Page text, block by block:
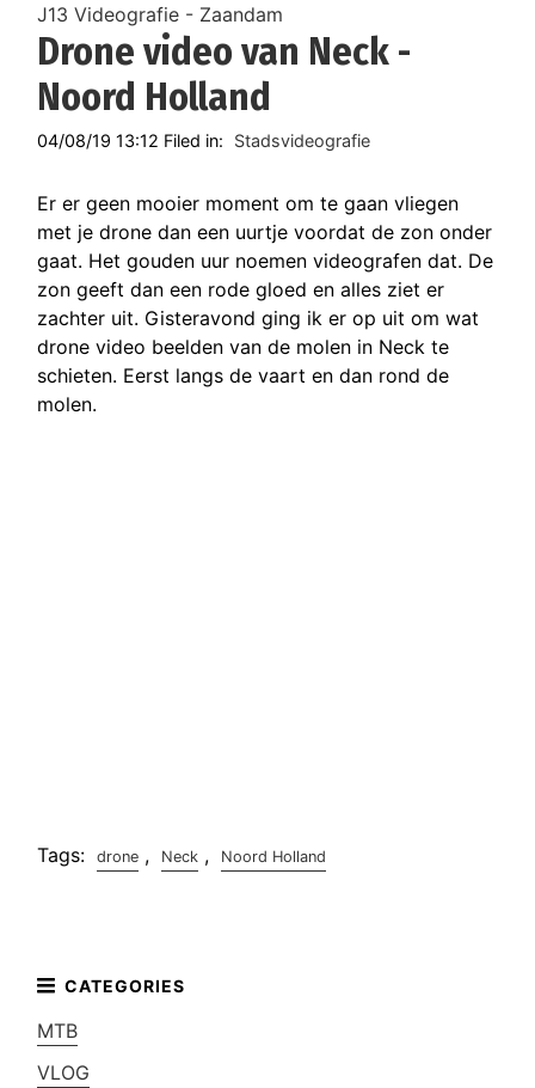
J13 Videografie - Zaandam
Drone video van Neck -
Noord Holland
04/08/19 13:12 Filed in: Stadsvideografie
Er er geen mooier moment om te gaan vliegen
met je drone dan een uurtje voordat de zon onder
gaat. Het gouden uur noemen videografen dat. De
zon geeft dan een rode gloed en alles ziet er
zachter uit. Gisteravond ging ik er op uit om wat
drone video beelden van de molen in Neck te
schieten. Eerst langs de vaart en dan rond de
molen.
Tags: drone , Neck , Noord Holland
MTB
VLOG